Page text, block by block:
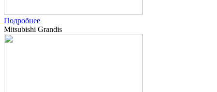
Подробнее
Mitsubishi Grandis